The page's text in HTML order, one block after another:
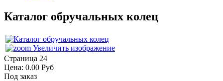
Каталог обручальных колец
Увеличить изображение
Страница 24
Цена: 0.00 Руб
Под заказ